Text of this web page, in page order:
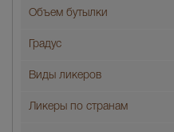
Объем бутылки
Градус
Виды ликеров
Ликеры по странам